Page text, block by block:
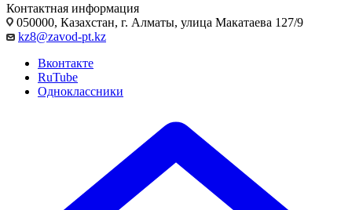
Контактная информация
050000, Казахстан, г. Алматы, улица Макатаева 127/9
kz8@zavod-pt.kz
Вконтакте
RuTube
Одноклассники